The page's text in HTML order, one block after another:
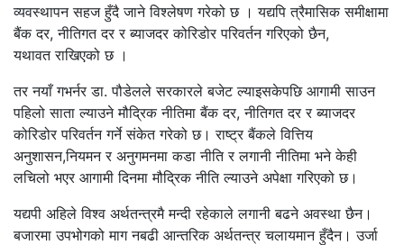
व्यवस्थापन सहज हुँदै जाने विश्लेषण गरेको छ । यद्यपि त्रैमासिक समीक्षामा
बैंक दर, नीतिगत दर र ब्याजदर कोरिडोर परिवर्तन गरिएको छैन,
यथावत राखिएको छ ।
तर नयाँ गभर्नर डा. पौडेलले सरकारले बजेट ल्याइसकेपछि आगामी साउन
पहिलो साता ल्याउने मौद्रिक नीतिमा बैंक दर, नीतिगत दर र ब्याजदर
कोरिडोर परिवर्तन गर्ने संकेत गरेको छ। राष्ट्र बैंकले वित्तिय
अनुशासन,नियमन र अनुगमनमा कडा नीति र लगानी नीतिमा भने केही
लचिलो भएर आगामी दिनमा मौद्रिक नीति ल्याउने अपेक्षा गरिएको छ।
यद्यपी अहिले विश्व अर्थतन्त्रमै मन्दी रहेकाले लगानी बढने अवस्था छैन।
बजारमा उपभोगको माग नबढी आन्तरिक अर्थतन्त्र चलायमान हुँदैन। उर्जा